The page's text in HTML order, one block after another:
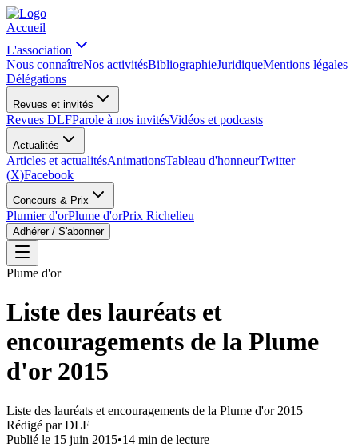
Accueil
L'association
Nous connaîtreNos activitésBibliographieJuridiqueMentions légales
Délégations
Revues et invités
Revues DLFParole à nos invitésVidéos et podcasts
Actualités
Articles et actualitésAnimationsTableau d'honneurTwitter
(X)Facebook
Concours & Prix
Plumier d'orPlume d'orPrix Richelieu
Adhérer / S'abonner
Plume d'or
Liste des lauréats et
encouragements de la Plume
d'or 2015
Liste des lauréats et encouragements de la Plume d'or 2015
Rédigé parDLF
Publié le 15 juin 2015•14 min de lecture